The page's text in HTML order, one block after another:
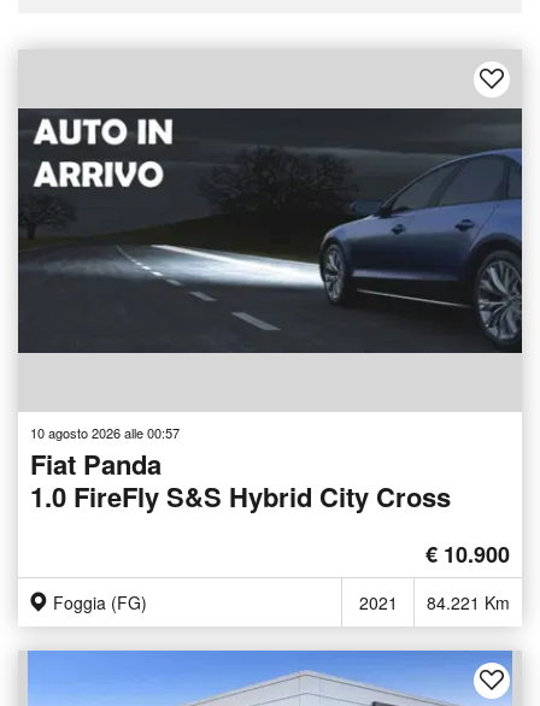
10 agosto 2026 alle 00:57
Fiat Panda
1.0 FireFly S&S Hybrid City Cross
€ 10.900
Foggia (FG) 2021 84.221 Km